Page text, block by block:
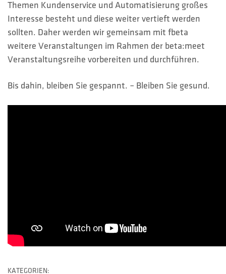
Themen Kundenservice und Automatisierung großes
Interesse besteht und diese weiter vertieft werden
sollten. Daher werden wir gemeinsam mit fbeta
weitere Veranstaltungen im Rahmen der beta:meet
Veranstaltungsreihe vorbereiten und durchführen.
Bis dahin, bleiben Sie gespannt. – Bleiben Sie gesund.
KATEGORIEN: